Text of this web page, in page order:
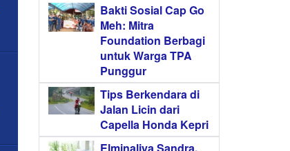
Bakti Sosial Cap Go
Meh: Mitra
Foundation Berbagi
untuk Warga TPA
Punggur
Tips Berkendara di
Jalan Licin dari
Capella Honda Kepri
Elminaliya Sandra,